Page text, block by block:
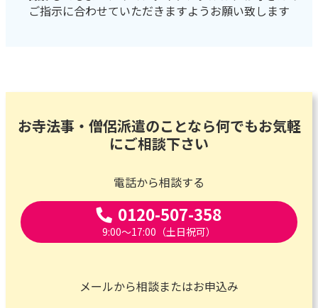
ご指示に合わせていただきますようお願い致します
お寺法事・僧侶派遣のことなら何でもお気軽
にご相談下さい
電話から相談する
0120-507-358
9:00～17:00（土日祝可）
メールから相談またはお申込み